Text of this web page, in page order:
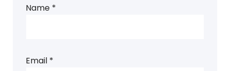
Name *
Email *